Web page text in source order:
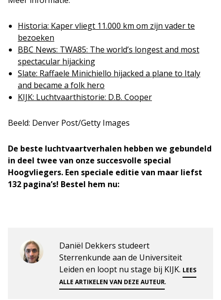
Historia: Kaper vliegt 11.000 km om zijn vader te
bezoeken
BBC News: TWA85: The world’s longest and most
spectacular hijacking
Slate: Raffaele Minichiello hijacked a plane to Italy
and became a folk hero
KIJK: Luchtvaarthistorie: D.B. Cooper
Beeld: Denver Post/Getty Images
De beste luchtvaartverhalen hebben we gebundeld
in deel twee van onze succesvolle special
Hoogvliegers. Een speciale editie van maar liefst
132 pagina’s! Bestel hem nu:
Daniël Dekkers studeert
Sterrenkunde aan de Universiteit
Leiden en loopt nu stage bij KIJK. LEES
ALLE ARTIKELEN VAN DEZE AUTEUR.